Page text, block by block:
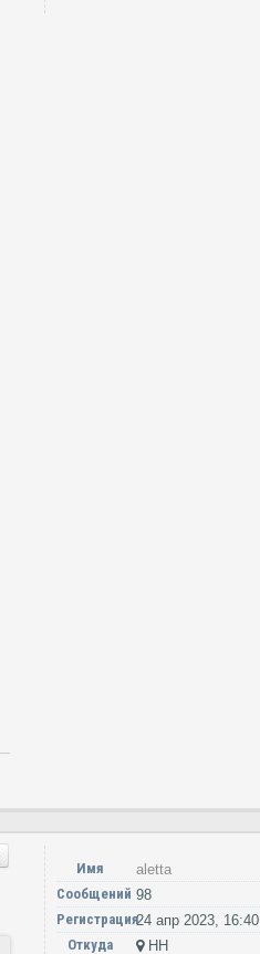
Имя
aletta
Сообщений 98
Регистрация24 апр 2023, 16:40
Откуда
НН